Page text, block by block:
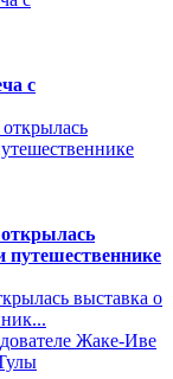
с
путешественнике
выставка о